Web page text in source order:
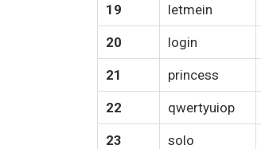
19 letmein
20 login
21 princess
22 qwertyuiop
23 solo